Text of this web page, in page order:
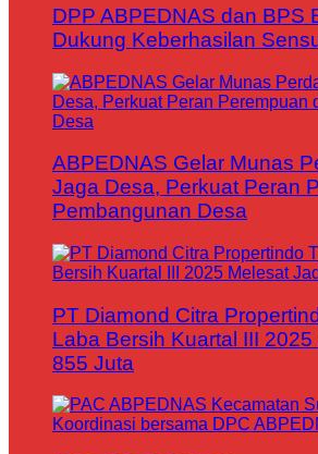
DPP ABPEDNAS dan BPS
Dukung Keberhasilan
ABPEDNAS Gelar Munas
Jaga Desa, Perkuat Peran
Pembangunan Desa
PT Diamond Citra
Laba Bersih Kuartal III
855 Juta